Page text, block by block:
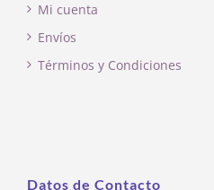
Mi cuenta
Envíos
Términos y Condiciones
Datos de Contacto